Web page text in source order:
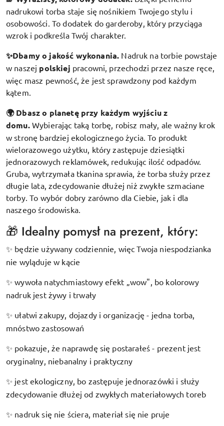
nadrukowi torba staje się nośnikiem Twojego stylu i
osobowości. To dodatek do garderoby, który przyciąga
wzrok i podkreśla Twój charakter.
✨Dbamy o jakość wykonania. Nadruk na torbie powstaje
w naszej polskiej pracowni, przechodzi przez nasze ręce,
więc masz pewność, że jest sprawdzony pod każdym
kątem.
🌍 Dbasz o planetę przy każdym wyjściu z
domu. Wybierając taką torbę, robisz mały, ale ważny krok
w stronę bardziej ekologicznego życia. To produkt
wielorazowego użytku, który zastępuje dziesiątki
jednorazowych reklamówek, redukując ilość odpadów.
Gruba, wytrzymała tkanina sprawia, że torba służy przez
długie lata, zdecydowanie dłużej niż zwykłe szmaciane
torby. To wybór dobry zarówno dla Ciebie, jak i dla
naszego środowiska.
🎁 Idealny pomysł na prezent, który:
✨ będzie używany codziennie, więc Twoja niespodzianka
nie wyląduje w kącie
✨ wywoła natychmiastowy efekt „wow", bo kolorowy
nadruk jest żywy i trwały
✨ ułatwi zakupy, dojazdy i organizację - jedna torba,
mnóstwo zastosowań
✨ pokazuje, że naprawdę się postarałeś - prezent jest
oryginalny, niebanalny i praktyczny
✨ jest ekologiczny, bo zastępuje jednorazówki i służy
zdecydowanie dłużej od zwykłych materiałowych toreb
✨ nadruk się nie ściera, materiał się nie pruje